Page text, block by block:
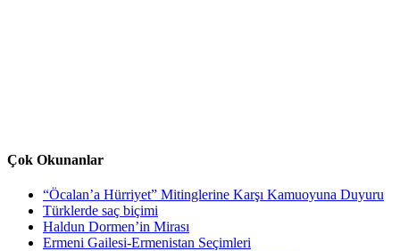
Çok Okunanlar
“Öcalan’a Hürriyet” Mitinglerine Karşı Kamuoyuna Duyuru
Türklerde saç biçimi
Haldun Dormen’in Mirası
Ermeni Gailesi-Ermenistan Seçimleri